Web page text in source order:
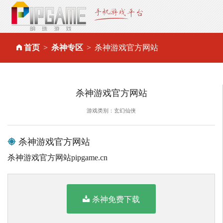
首页 杀神专区 杀神游戏官方网站
杀神游戏官方网站
游戏类别：玄幻仙侠
杀神游戏官方网站
杀神游戏官方网站pipgame.cn
杀神免费下载